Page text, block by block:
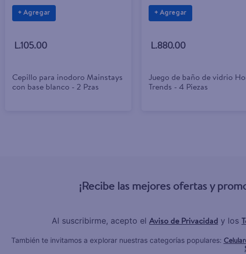
+ Agregar
L.105.00
Cepillo para inodoro Mainstays
con base blanco - 2 Pzas
+ Agregar
L.880.00
Juego de baño de vidrio
Trends - 4 Piezas
¡Recibe las mejores ofertas y
Al suscribirme, acepto el Aviso de Privacidad y los
También te invitamos a explorar nuestras categorías populares: